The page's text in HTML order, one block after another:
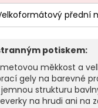
přední
potiskem:
měkkost a
gely na barevné
strukturu
na hrudi ani na